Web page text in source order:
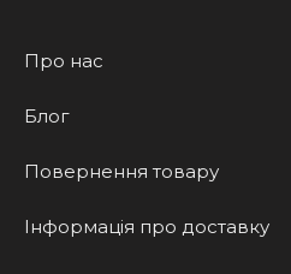
Про нас
Блог
Повернення товару
Інформація про доставку